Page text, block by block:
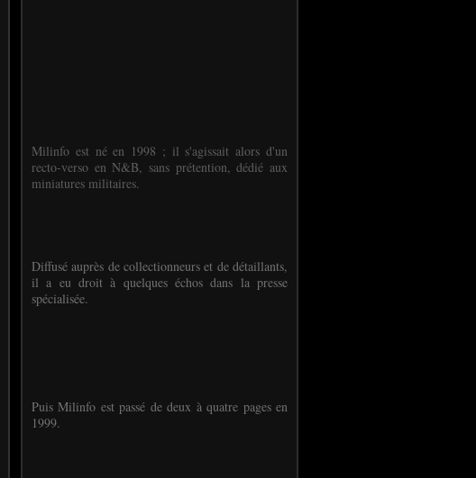
Milinfo est né en 1998 ; il s'agissait alors d'un
recto-verso en N&B, sans prétention, dédié aux
miniatures militaires.
Diffusé auprès de collectionneurs et de détaillants,
il a eu droit à quelques échos dans la presse
spécialisée.
Puis Milinfo est passé de deux à quatre pages en
1999.